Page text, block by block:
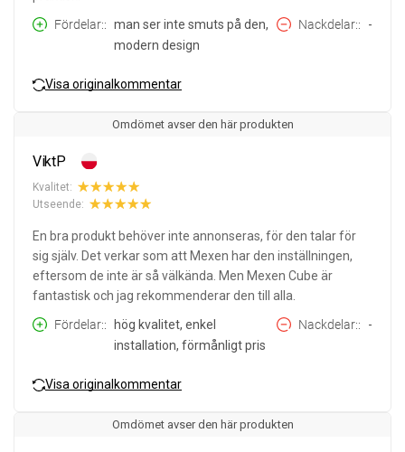
Fördelar:
man ser inte smuts på den,
modern design
Nackdelar: -
Visa originalkommentar
Omdömet avser den här produkten
ViktP
Kvalitet:
Utseende:
En bra produkt behöver inte annonseras, för den talar för
sig själv. Det verkar som att Mexen har den inställningen,
eftersom de inte är så välkända. Men Mexen Cube är
fantastisk och jag rekommenderar den till alla.
Fördelar:
hög kvalitet, enkel
installation, förmånligt pris
Nackdelar: -
Visa originalkommentar
Omdömet avser den här produkten